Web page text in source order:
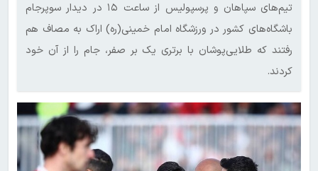
تیم‌های سپاهان و پرسپولیس از ساعت ۱۵ در دیدار سوپرجام
باشگاه‌های کشور در ورزشگاه امام خمینی(ره) اراک به مصاف هم
رفتند که طلایی‌پوشان با برتری یک بر صفر، جام را از آن خود
کردند.